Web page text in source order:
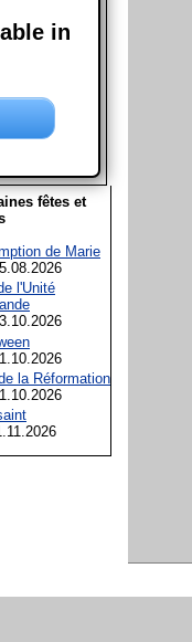
28 29 30 31
4 5 6
20
fêtes et
de Marie
l'Unité
la Réformation
in